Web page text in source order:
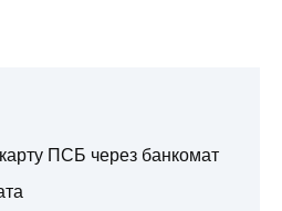
ПСБ через банкомат